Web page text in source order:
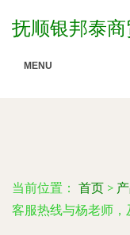
抚顺银邦泰商
MENU
当前位置： 首页 >
客服热线与杨老师